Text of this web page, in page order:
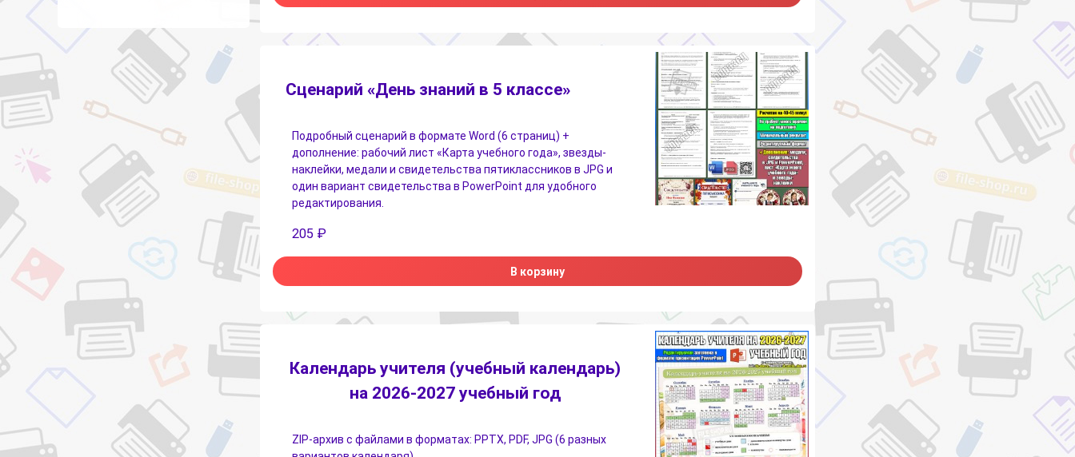
Сценарий «День знаний в 5 классе»
Подробный сценарий в формате Word (6 страниц) +
дополнение: рабочий лист «Карта учебного года», звезды-
наклейки, медали и свидетельства пятиклассников в JPG и
один вариант свидетельства в PowerPoint для удобного
редактирования.
205 ₽
В корзину
Календарь учителя (учебный календарь)
на 2026-2027 учебный год
ZIP-архив с файлами в форматах: PPTX, PDF, JPG (6 разных